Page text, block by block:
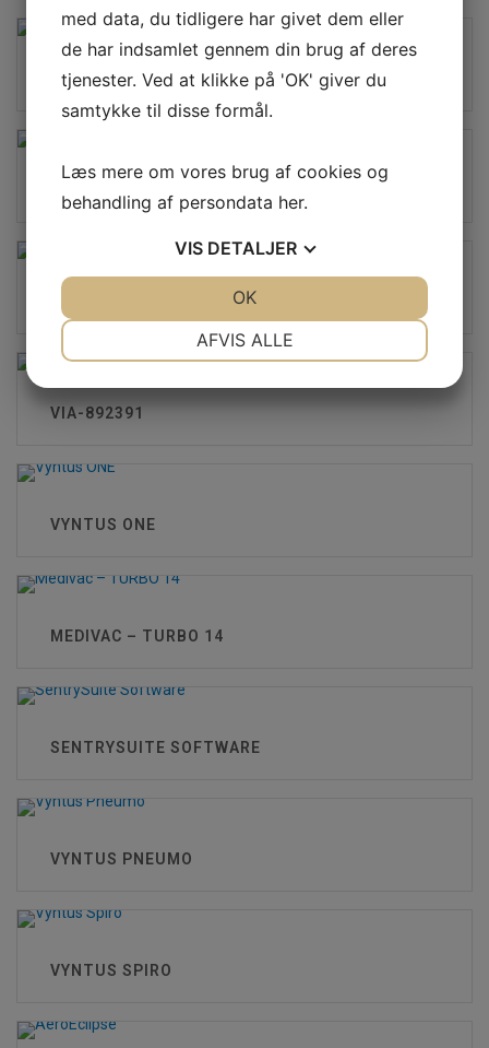
TY-500P30022
VIA-892391
VYNTUS ONE
MEDIVAC – TURBO 14
SENTRYSUITE SOFTWARE
VYNTUS PNEUMO
VYNTUS SPIRO
med data, du tidligere har givet dem eller
de har indsamlet gennem din brug af deres
tjenester. Ved at klikke på 'OK' giver du
samtykke til disse formål.
Læs mere om vores brug af cookies og
behandling af persondata her.
VIS DETALJER
MARKETING
AFVIS ALLE
OK